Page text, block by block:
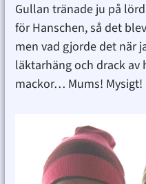
Gullan tränade ju på
för Hanschen, så det
men vad gjorde det när
läktarhäng och drack av
mackor… Mums! Mysigt!